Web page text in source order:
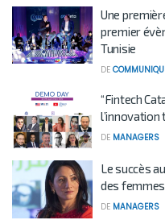
Une
premier
Tunisie
DE
“Fintech
l’innovation
DE MANAGERS
Le succès
des
DE MANAGERS